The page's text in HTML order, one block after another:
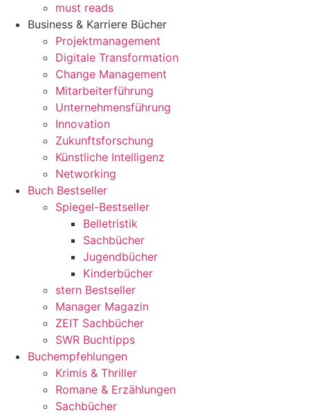
must reads
Business & Karriere Bücher
Projektmanagement
Digitale Transformation
Change Management
Mitarbeiterführung
Unternehmensführung
Innovation
Zukunftsforschung
Künstliche Intelligenz
Networking
Buch Bestseller
Spiegel-Bestseller
Belletristik
Sachbücher
Jugendbücher
Kinderbücher
stern Bestseller
Manager Magazin
ZEIT Sachbücher
SWR Buchtipps
Buchempfehlungen
Krimis & Thriller
Romane & Erzählungen
Sachbücher